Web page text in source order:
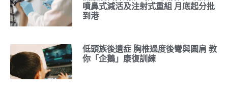
噴鼻式減活及注射式重組 月底起分批
到港
低頭族後遺症 胸椎過度後彎與圓肩 教
你「企鵝」康復訓練